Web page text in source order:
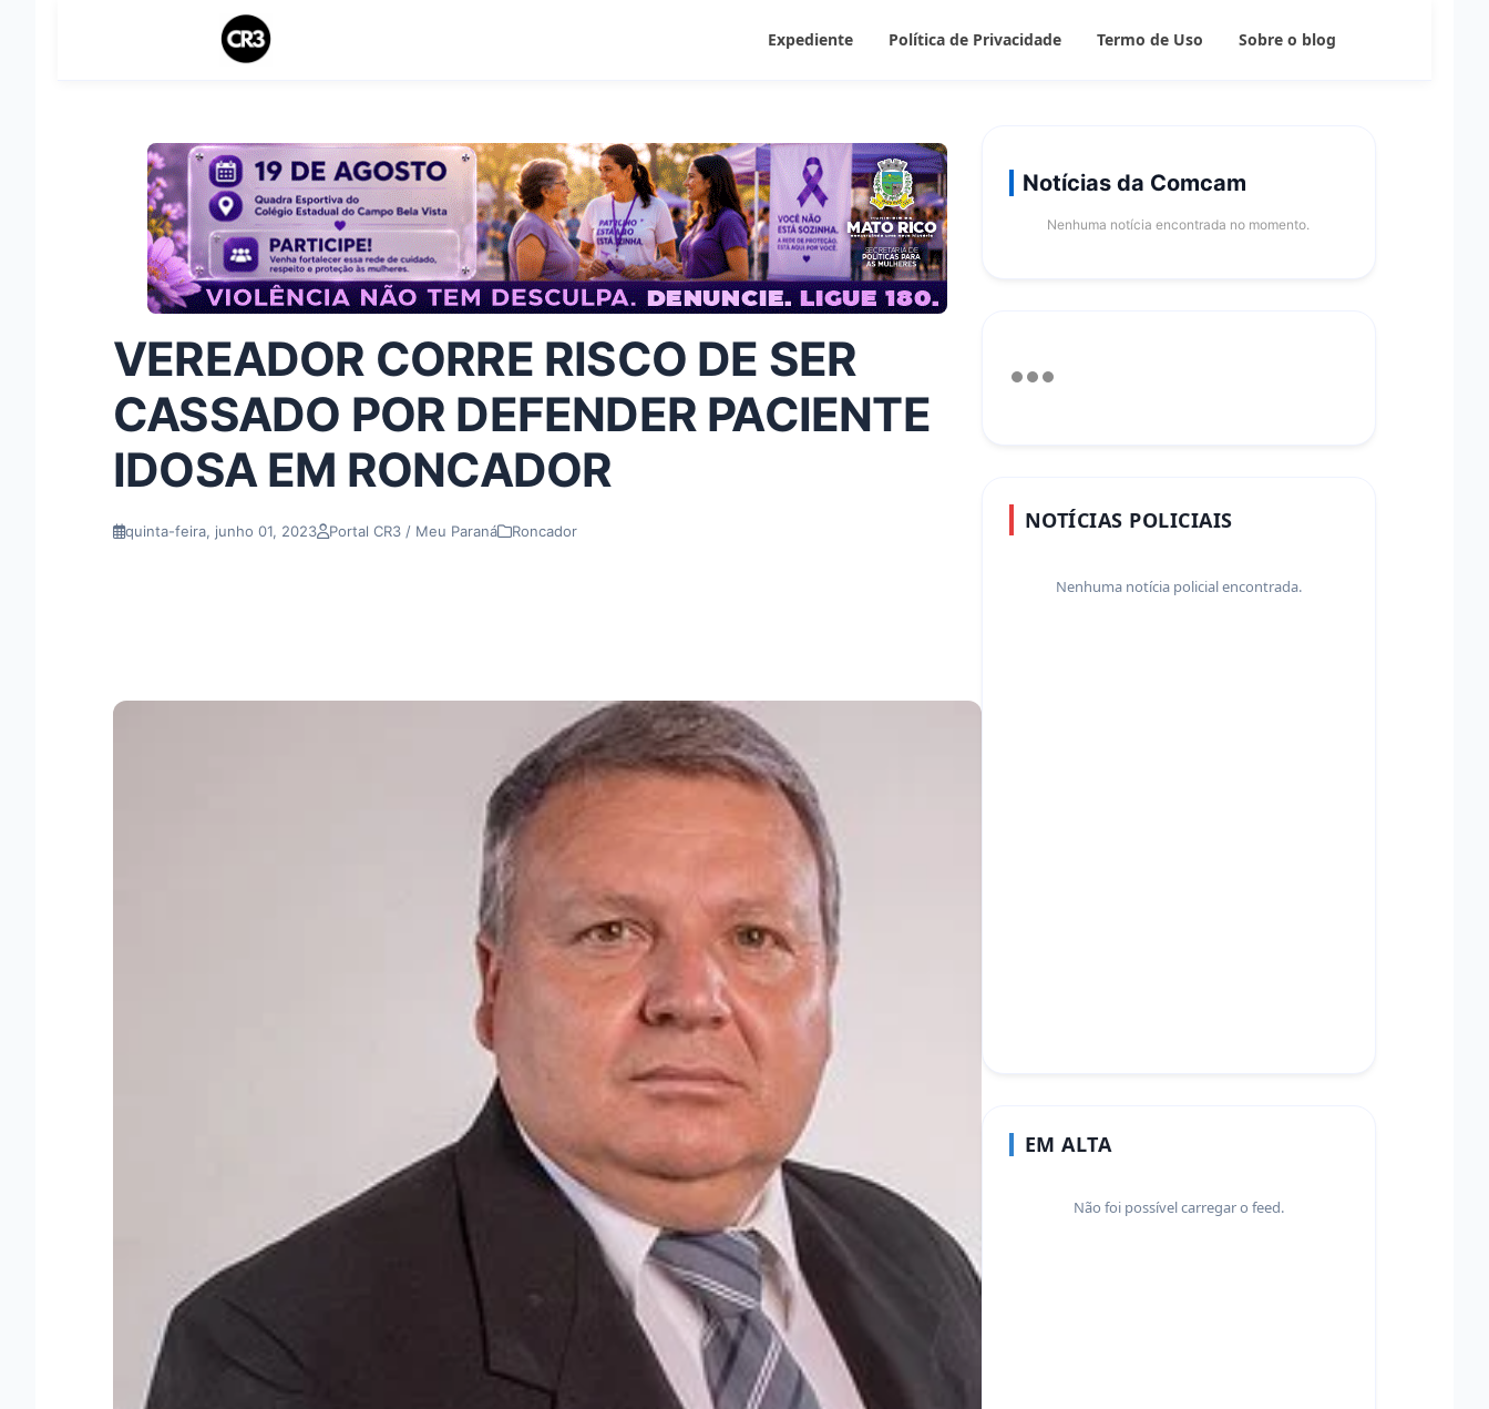
Expediente Política de Privacidade Termo de Uso Sobre o blog
VEREADOR CORRE RISCO DE SER
CASSADO POR DEFENDER PACIENTE
IDOSA EM RONCADOR
quinta-feira, junho 01, 2023 Portal CR3 / Meu Paraná Roncador
Notícias da Comcam
Nenhuma notícia encontrada no momento.
NOTÍCIAS POLICIAIS
Nenhuma notícia policial encontrada.
EM ALTA
Não foi possível carregar o feed.